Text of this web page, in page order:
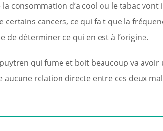
consommation d’alcool ou le tabac
cancers, ce qui fait que la
de déterminer ce qui en est à l’origine.
qui fume et boit beaucoup va
aucune relation directe entre ces deux